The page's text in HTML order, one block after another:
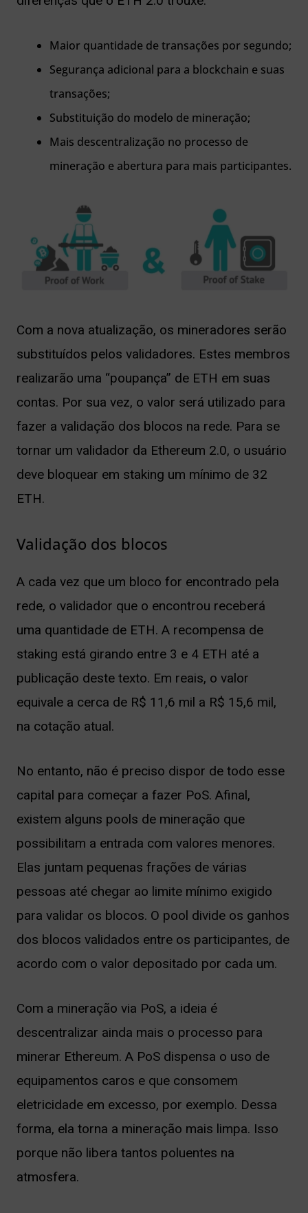
Maior quantidade de transações por segundo;
Segurança adicional para a blockchain e suas
transações;
Substituição do modelo de mineração;
Mais descentralização no processo de
mineração e abertura para mais participantes.
Com a nova atualização, os mineradores serão
substituídos pelos validadores. Estes membros
realizarão uma “poupança” de ETH em suas
contas. Por sua vez, o valor será utilizado para
fazer a validação dos blocos na rede. Para se
tornar um validador da Ethereum 2.0, o usuário
deve bloquear em staking um mínimo de 32
ETH.
Validação dos blocos
A cada vez que um bloco for encontrado pela
rede, o validador que o encontrou receberá
uma quantidade de ETH. A recompensa de
staking está girando entre 3 e 4 ETH até a
publicação deste texto. Em reais, o valor
equivale a cerca de R$ 11,6 mil a R$ 15,6 mil,
na cotação atual.
No entanto, não é preciso dispor de todo esse
capital para começar a fazer PoS. Afinal,
existem alguns pools de mineração que
possibilitam a entrada com valores menores.
Elas juntam pequenas frações de várias
pessoas até chegar ao limite mínimo exigido
para validar os blocos. O pool divide os ganhos
dos blocos validados entre os participantes, de
acordo com o valor depositado por cada um.
Com a mineração via PoS, a ideia é
descentralizar ainda mais o processo para
minerar Ethereum. A PoS dispensa o uso de
equipamentos caros e que consomem
eletricidade em excesso, por exemplo. Dessa
forma, ela torna a mineração mais limpa. Isso
porque não libera tantos poluentes na
atmosfera.